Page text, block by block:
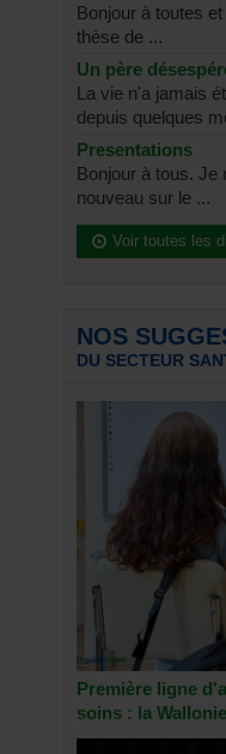
Bonjour à toutes
thèse de ...
Un père
La vie n'a jamais
depuis quelques
Presentations
Bonjour à tous. Je
nouveau sur le ...
Voir toutes les
NOS
DU SECTEUR
Première ligne
soins : la